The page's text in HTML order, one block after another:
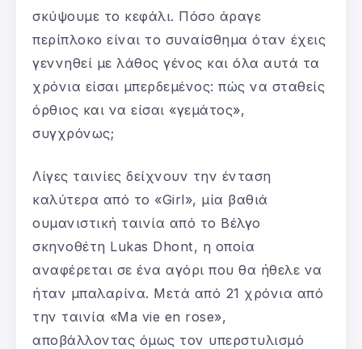
σκύψουμε το κεφάλι. Πόσο άραγε
περίπλοκο είναι το συναίσθημα όταν έχεις
γεννηθεί με λάθος γένος και όλα αυτά τα
χρόνια είσαι μπερδεμένος: πώς να σταθείς
όρθιος και να είσαι «γεμάτος»,
συγχρόνως;
Λίγες ταινίες δείχνουν την ένταση
καλύτερα από το «Girl», μία βαθιά
ουμανιστική ταινία από το Βέλγο
σκηνοθέτη Lukas Dhont, η οποία
αναφέρεται σε ένα αγόρι που θα ήθελε να
ήταν μπαλαρίνα. Μετά από 21 χρόνια από
την ταινία «Ma vie en rose»,
αποβάλλοντας όμως τον υπερστυλισμό